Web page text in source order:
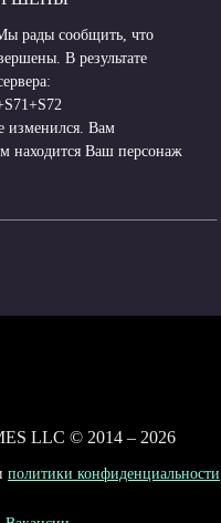
рады сообщить, что
В результате
изменился. Вам
находится Ваш персонаж
LLC © 2014 – 2026
политики конфиденциальности